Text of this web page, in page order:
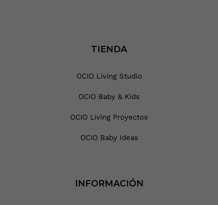
TIENDA
OCIO Living Studio
OCIO Baby & Kids
OCIO Living Proyectos
OCIO Baby Ideas
INFORMACIÓN